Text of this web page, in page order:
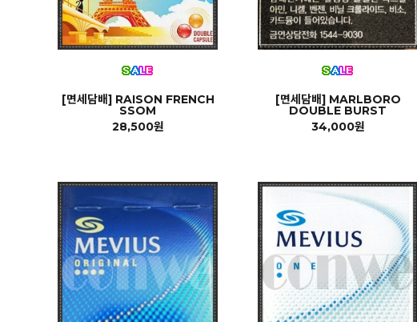
[면세담배] RAISON FRENCH
SSOM
28,500원
[면세담배] MARLBORO
DOUBLE BURST
34,000원